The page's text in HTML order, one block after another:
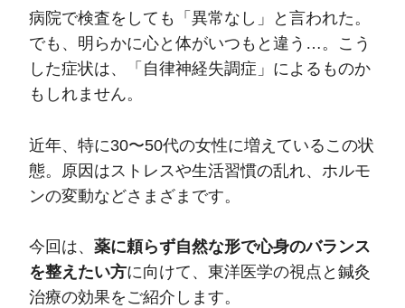
病院で検査をしても「異常なし」と言われた。
でも、明らかに心と体がいつもと違う…。こう
した症状は、「自律神経失調症」によるものか
もしれません。
近年、特に30〜50代の女性に増えているこの状
態。原因はストレスや生活習慣の乱れ、ホルモ
ンの変動などさまざまです。
今回は、 薬に頼らず自然な形で心身のバランス
を整えたい方に向けて、東洋医学の視点と鍼灸
治療の効果をご紹介します。